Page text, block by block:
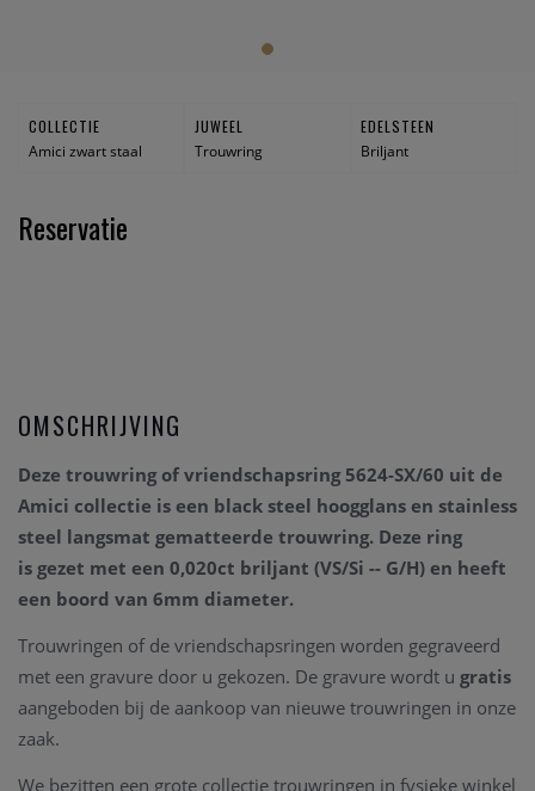
COLLECTIE
Amici zwart staal
JUWEEL
Trouwring
EDELSTEEN
Briljant
Reservatie
OMSCHRIJVING
Deze trouwring of vriendschapsring 5624-SX/60 uit de
Amici collectie is een black steel hoogglans en stainless
steel langsmat gematteerde trouwring. Deze ring
is gezet met een 0,020ct briljant (VS/Si -- G/H) en heeft
een boord van 6mm diameter.
Trouwringen of de vriendschapsringen worden gegraveerd
met een gravure door u gekozen. De gravure wordt u gratis
aangeboden bij de aankoop van nieuwe trouwringen in onze
zaak.
We bezitten een grote collectie trouwringen in fysieke winkel